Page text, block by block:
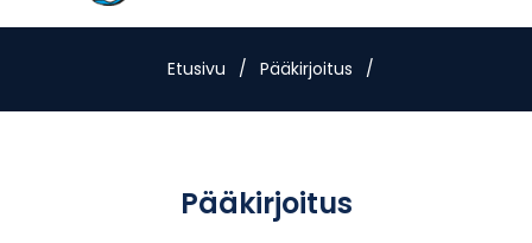
Etusivu / Pääkirjoitus /
Pääkirjoitus